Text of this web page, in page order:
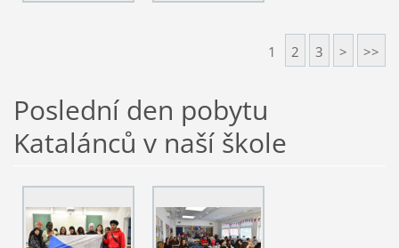
1 2 3 > >>
Poslední den pobytu
Katalánců v naší škole